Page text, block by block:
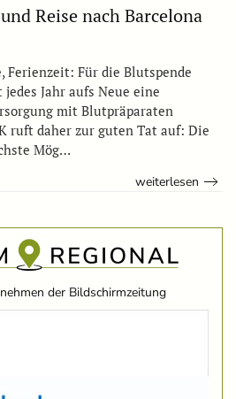
Reise nach Barcelona
Ferienzeit: Für die Blutspende
Jahr aufs Neue eine
mit Blutpräparaten
ruft daher zur guten Tat auf: Die
Mög…
weiterlesen
der Bildschirmzeitung